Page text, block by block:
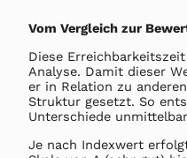
Vom Vergleich zur
Diese
Analyse. Damit dieser
er in Relation zu
Struktur gesetzt. So
Unterschiede
Je nach Indexwert